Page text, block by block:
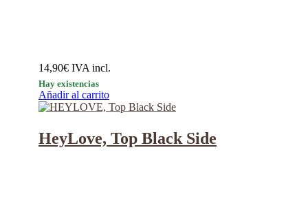
14,90€ IVA incl.
Hay existencias
Añadir al carrito
HeyLove, Top Black Side